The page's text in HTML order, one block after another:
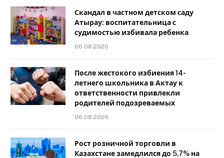
Скандал в частном детском саду
Атырау: воспитательница с
судимостью избивала ребенка
06.08.2026
После жестокого избиения 14-
летнего школьника в Актау к
ответственности привлекли
родителей подозреваемых
06.08.2026
Рост розничной торговли в
Казахстане замедлился до 5,7% на